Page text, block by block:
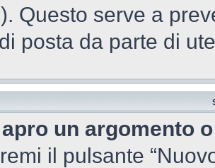
Questo serve a
posta da parte di
un argomento
il pulsante